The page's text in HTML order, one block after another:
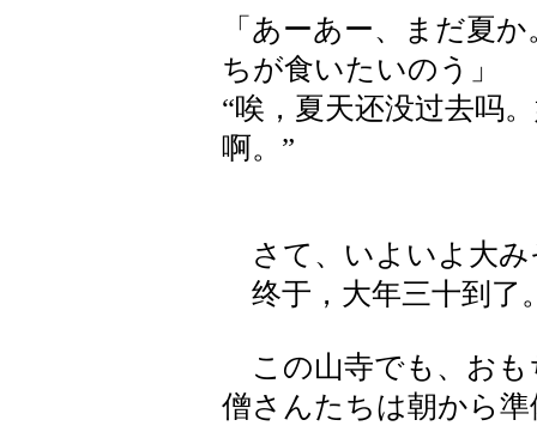
「あーあー、まだ夏
ちが食いたいのう」
“唉，夏天还没过去吗
啊。”
さて、いよいよ大み
终于，大年三十到了
この山寺でも、おも
僧さんたちは朝から